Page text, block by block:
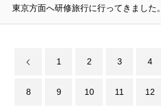
東京方面へ研修旅行に行ってきました。
1 2 3 4
8 9 10 11 12